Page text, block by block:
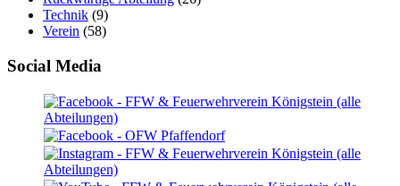
Technik (9)
Verein (58)
Social Media